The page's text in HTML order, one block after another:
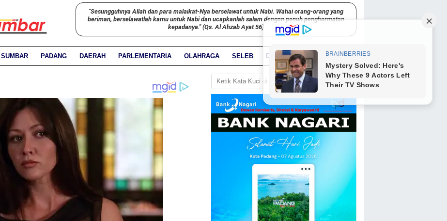
"Sesungguhnya Allah dan para malaikat-Nya berselawat untuk Nabi. Wahai orang-orang yang
beriman, berselawatlah kamu untuk Nabi dan ucapkanlah salam dengan penuh penghormatan
kepadanya." (Qs. Al Ahzab Ayat 56)
SUMBAR PADANG DAERAH PARLEMENTARIA OLAHRAGA SELEB DUNIA PARIWARA
GO